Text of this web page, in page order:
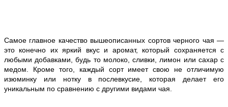
Самое главное качество вышеописанных сортов черного чая —
это конечно их яркий вкус и аромат, который сохраняется с
любыми добавками, будь то молоко, сливки, лимон или сахар с
медом. Кроме того, каждый сорт имеет свою не отличимую
изюминку или нотку в послевкусие, которая делает его
уникальным по сравнению с другими видами чая.